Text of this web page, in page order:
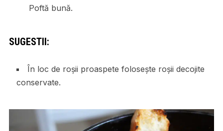
Poftă bună.
SUGESTII:
În loc de roșii proaspete folosește roșii decojite
conservate.